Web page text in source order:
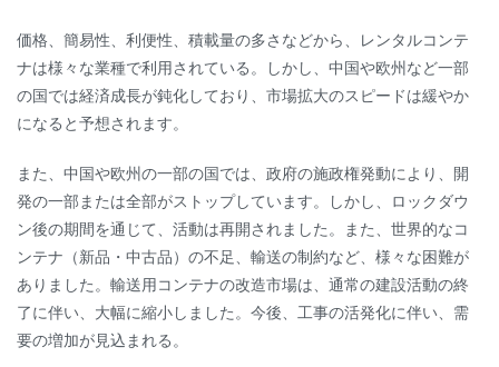
価格、簡易性、利便性、積載量の多さなどから、レンタルコンテ
ナは様々な業種で利用されている。しかし、中国や欧州など一部
の国では経済成長が鈍化しており、市場拡大のスピードは緩やか
になると予想されます。
また、中国や欧州の一部の国では、政府の施政権発動により、開
発の一部または全部がストップしています。しかし、ロックダウ
ン後の期間を通じて、活動は再開されました。また、世界的なコ
ンテナ（新品・中古品）の不足、輸送の制約など、様々な困難が
ありました。輸送用コンテナの改造市場は、通常の建設活動の終
了に伴い、大幅に縮小しました。今後、工事の活発化に伴い、需
要の増加が見込まれる。